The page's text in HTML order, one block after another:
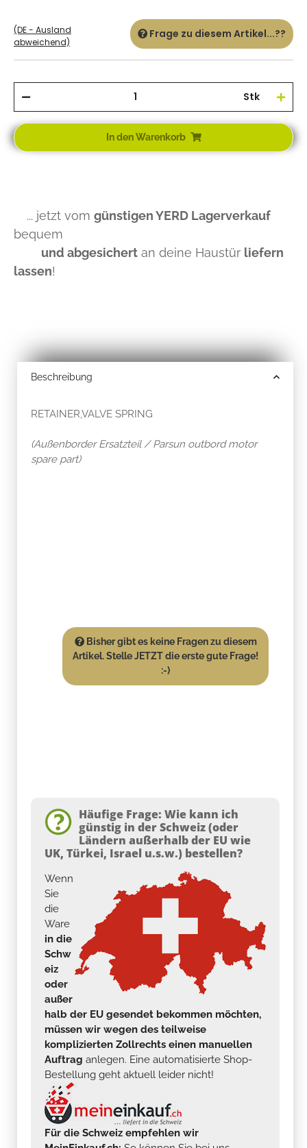
(DE - Ausland
abweichend)
Frage zu diesem Artikel...??
Stk
In den Warenkorb
... jetzt vom günstigen YERD Lagerverkauf
bequem
und abgesichert an deine Haustür liefern
lassen!
Beschreibung
RETAINER,VALVE SPRING
(Außenborder Ersatzteil / Parsun outbord motor
spare part)
Bisher gibt es keine Fragen zu diesem
Artikel. Stelle JETZT die erste gute Frage!
:-)
Häufige Frage: Wie kann ich
günstig in der Schweiz (oder
Ländern außerhalb der EU wie
UK, Türkei, Israel u.s.w.) bestellen?
Wenn
Sie
die
Ware
in die
Schw
eiz
oder
außer
halb der EU gesendet bekommen möchten,
müssen wir wegen des teilweise
komplizierten Zollrechts einen manuellen
Auftrag anlegen. Eine automatisierte Shop-
Bestellung geht aktuell leider nicht!
Für die Schweiz empfehlen wir